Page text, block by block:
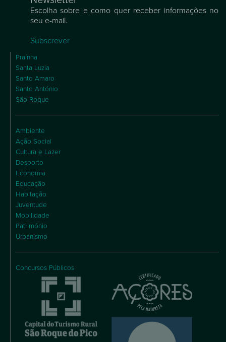
Escolha sobre e como quer receber informações no
seu e-mail.
Subscrever
Praínha
Santa Luzia
Santo Amaro
Santo António
São Roque
Ambiente
Ação Social
Cultura e Lazer
Desporto
Economia
Educação
Habitação
Juventude
Mobilidade
Património
Urbanismo
Concursos Públicos